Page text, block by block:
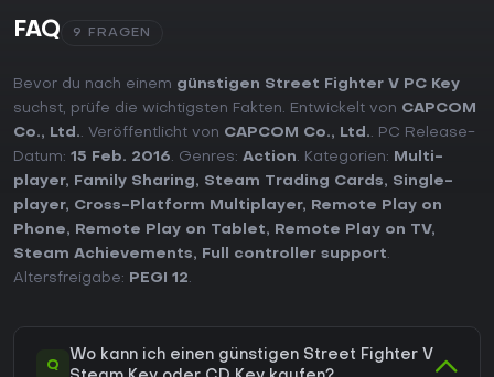
FAQ 9 FRAGEN
Bevor du nach einem günstigen Street Fighter V PC Key
suchst, prüfe die wichtigsten Fakten. Entwickelt von CAPCOM
Co., Ltd.. Veröffentlicht von CAPCOM Co., Ltd.. PC Release-
Datum: 15 Feb. 2016. Genres: Action. Kategorien:
Multi-
player, Family Sharing, Steam Trading Cards, Single-
player, Cross-Platform Multiplayer,
Remote Play on
Phone, Remote Play on Tablet, Remote Play on TV,
Steam Achievements, Full controller support.
Altersfreigabe:
PEGI 12.
Q
Wo kann ich einen günstigen Street Fighter V